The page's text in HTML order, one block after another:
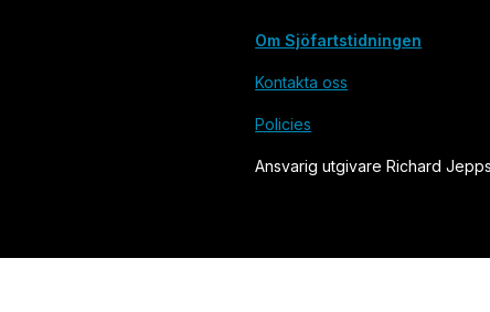
Om Sjöfartstidningen
Kontakta oss
Policies
Ansvarig utgivare Richard